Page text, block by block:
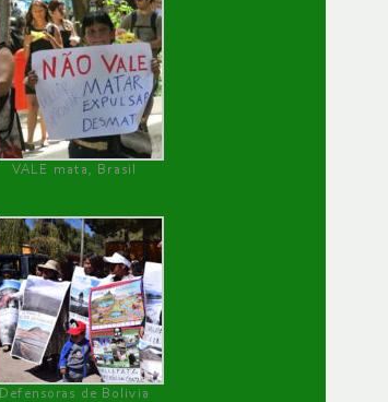
VALE mata, Brasil
Defensoras de Bolivia